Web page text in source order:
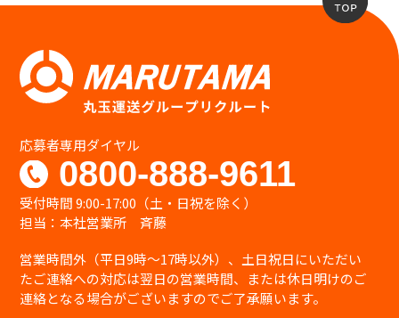
応募者専用ダイヤル
0800-888-9611
受付時間 9:00-17:00（土・日祝を除く）
担当：本社営業所 斉藤
営業時間外（平日9時〜17時以外）、土日祝日にいただい
たご連絡への対応は翌日の営業時間、または休日明けのご
連絡となる場合がございますのでご了承願います。